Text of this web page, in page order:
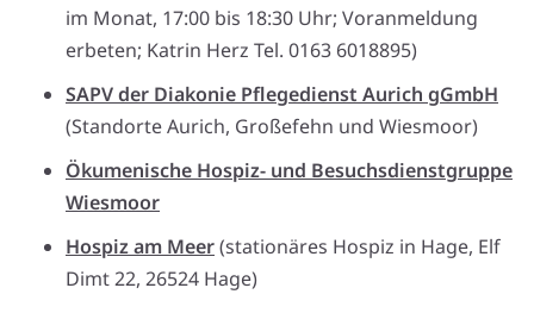
im Monat, 17:00 bis 18:30 Uhr; Voranmeldung
erbeten; Katrin Herz Tel. 0163 6018895)
SAPV der Diakonie Pflegedienst Aurich gGmbH
(Standorte Aurich, Großefehn und Wiesmoor)
Ökumenische Hospiz- und Besuchsdienstgruppe
Wiesmoor
Hospiz am Meer(stationäres Hospiz in Hage, Elf
Dimt 22, 26524 Hage)